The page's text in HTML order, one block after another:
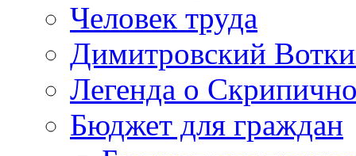
Человек труда
Димитровский
Легенда о
Бюджет для граждан